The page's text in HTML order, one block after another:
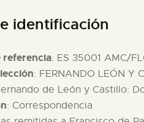
identificación
referencia: ES 35001 AMC/
: FERNANDO LEÓN Y
de León y Castillo:
: Correspondencia